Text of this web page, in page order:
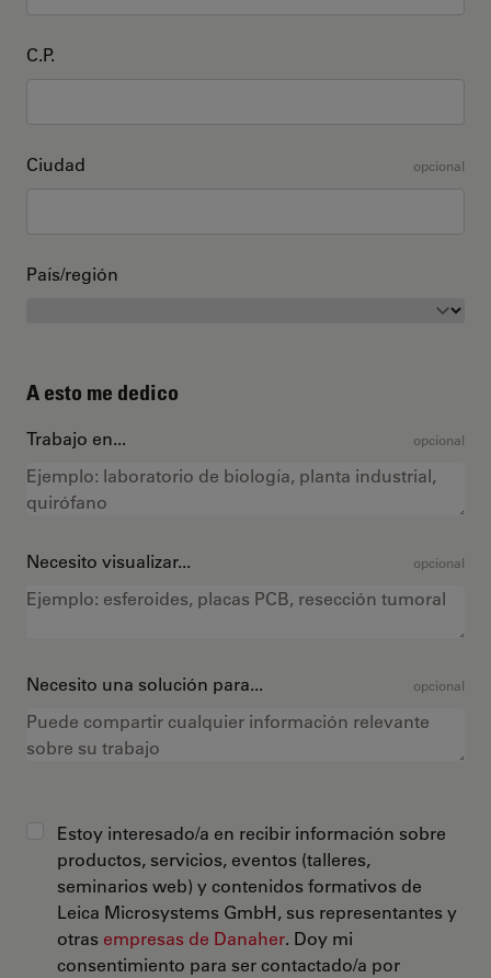
C.P.
Ciudad opcional
País/región
A esto me dedico
Trabajo en... opcional
Necesito visualizar... opcional
Necesito una solución para... opcional
Estoy interesado/a en recibir información sobre
productos, servicios, eventos (talleres,
seminarios web) y contenidos formativos de
Leica Microsystems GmbH, sus representantes y
otras empresas de Danaher. Doy mi
consentimiento para ser contactado/a por